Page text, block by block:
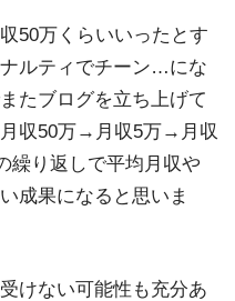
50万くらいいったとす
ルティでチーン…にな
たブログを立ち上げて
収50万→月収5万→月収
り返しで平均月収や
成果になると思いま
けない可能性も充分あ